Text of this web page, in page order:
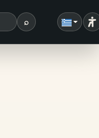
⌕Αναζήτηση